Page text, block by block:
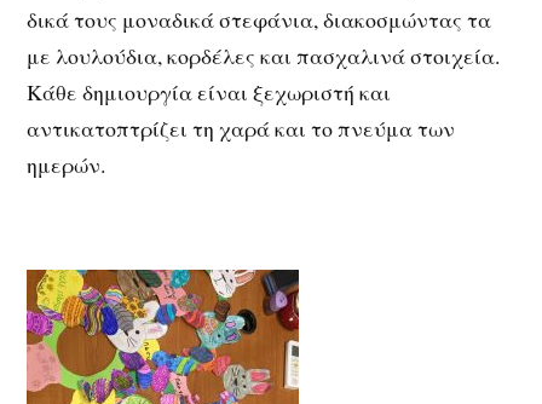
δικά τους μοναδικά στεφάνια, διακοσμώντας τα
με λουλούδια, κορδέλες και πασχαλινά στοιχεία.
Κάθε δημιουργία είναι ξεχωριστή και
αντικατοπτρίζει τη χαρά και το πνεύμα των
ημερών.